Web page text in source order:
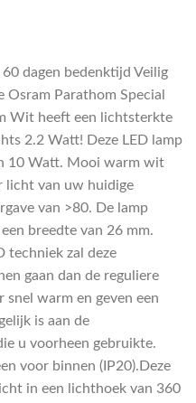
dagen bedenktijd Veilig
Parathom Special
Wit heeft een lichtsterkte
2.2 Watt! Deze LED lamp
10 Watt. Mooi warm wit
licht van uw huidige
van >80. De lamp
breedte van 26 mm.
techniek zal deze
gaan dan de reguliere
warm en geven een
is aan de
u voorheen gebruikte.
voor binnen (IP20).Deze
in een lichthoek van 360